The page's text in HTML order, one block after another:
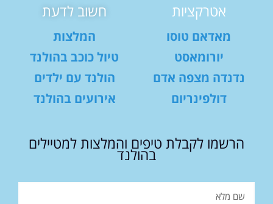
אטרקציות
מאדאם טוסו
יורומאסט
נדנדה מצפה אדם
דולפינריום
חשוב לדעת
המלצות
טיול כוכב בהולנד
הולנד עם ילדים
אירועים בהולנד
הרשמו לקבלת טיפים והמלצות למטיילים
בהולנד